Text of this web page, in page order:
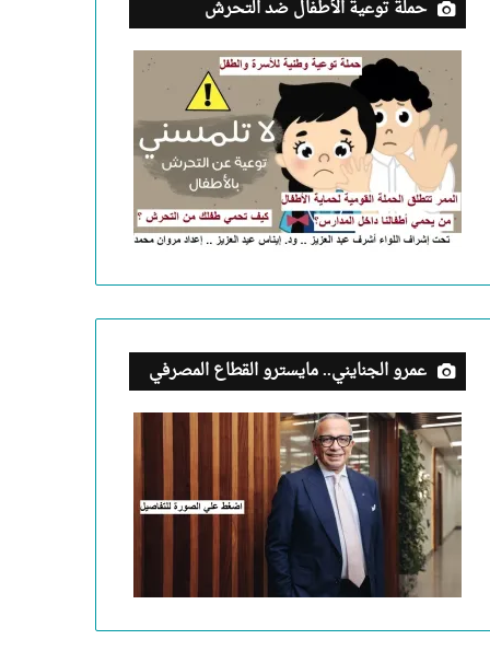
حملة توعية الأطفال ضد التحرش
عمرو الجنايني.. مايسترو القطاع المصرفي